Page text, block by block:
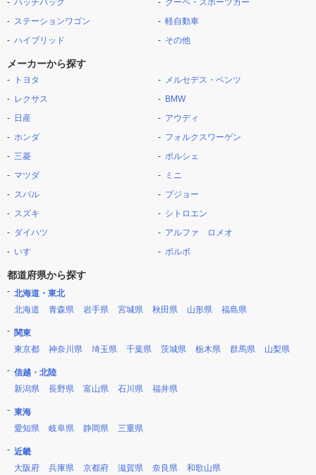
ハッチバック
ステーションワゴン
ハイブリッド
クーペ・スポーツカー
軽自動車
その他
メーカーから探す
トヨタ
レクサス
日産
ホンダ
三菱
マツダ
スバル
スズキ
ダイハツ
いすゞ
メルセデス・ベンツ
BMW
アウディ
フォルクスワーゲン
ポルシェ
ミニ
プジョー
シトロエン
アルファ ロメオ
ボルボ
都道府県から探す
北海道・東北
北海道
青森県 岩手県 宮城県 秋田県 山形県 福島県
関東
東京都
神奈川県 埼玉県 千葉県 茨城県 栃木県 群馬県 山梨県
信越・北陸
新潟県
長野県 富山県 石川県 福井県
東海
愛知県
岐阜県 静岡県 三重県
近畿
大阪府
兵庫県 京都府 滋賀県 奈良県 和歌山県